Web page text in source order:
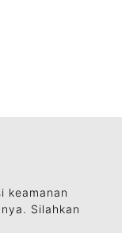
keamanan
Silahkan